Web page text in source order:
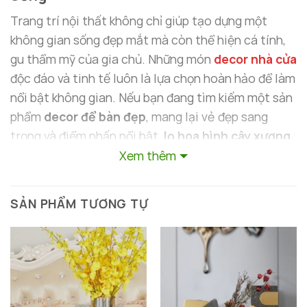
Trang trí nội thất không chỉ giúp tạo dựng một
không gian sống đẹp mắt mà còn thể hiện cá tính,
gu thẩm mỹ của gia chủ. Những món decor nhà cửa
độc đáo và tinh tế luôn là lựa chọn hoàn hảo để làm
nổi bật không gian. Nếu bạn đang tìm kiếm một sản
phẩm decor để bàn đẹp, mang lại vẻ đẹp sang
trọng và điểm nhấn nổi bật, lọ hoa hình cây xương
Decor Hà Nộichắc chắn sẽ là
bạn. Với chất liệu thủy tinh cao cấp và thiết kế độc
đáo, sản phẩm này mang lại vẻ đẹp thanh thoát,
sang trọng cho ngôi nhà của bạn.
Xem thêm
SẢN PHẨM TƯƠNG TỰ